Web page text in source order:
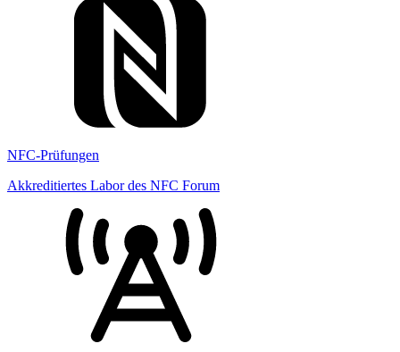
NFC-Prüfungen
Akkreditiertes Labor des NFC Forum